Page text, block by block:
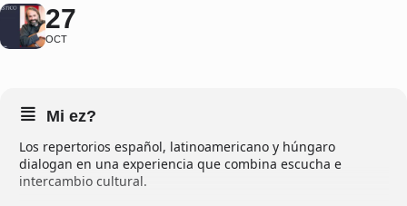
27
OCT
Mi ez?
Los repertorios español, latinoamericano y húngaro
dialogan en una experiencia que combina escucha e
intercambio cultural.